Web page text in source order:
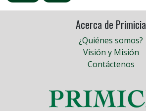
Acerca de Primicia
¿Quiénes somos?
Visión y Misión
Contáctenos